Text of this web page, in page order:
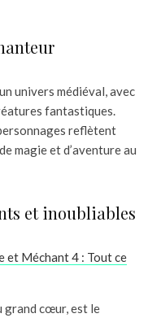
univers médiéval, avec
fantastiques.
reflètent
magie et d’aventure au
et inoubliables
et Méchant 4 : Tout ce
grand cœur, est le